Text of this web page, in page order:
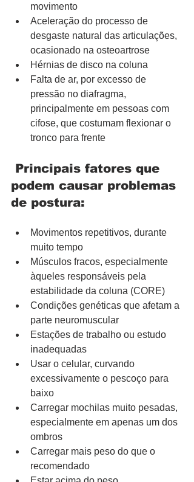
movimento
Aceleração do processo de
desgaste natural das articulações,
ocasionado na osteoartrose
Hérnias de disco na coluna
Falta de ar, por excesso de
pressão no diafragma,
principalmente em pessoas com
cifose, que costumam flexionar o
tronco para frente
Principais fatores que
podem causar problemas
de postura:
Movimentos repetitivos, durante
muito tempo
Músculos fracos, especialmente
àqueles responsáveis pela
estabilidade da coluna (CORE)
Condições genéticas que afetam a
parte neuromuscular
Estações de trabalho ou estudo
inadequadas
Usar o celular, curvando
excessivamente o pescoço para
baixo
Carregar mochilas muito pesadas,
especialmente em apenas um dos
ombros
Carregar mais peso do que o
recomendado